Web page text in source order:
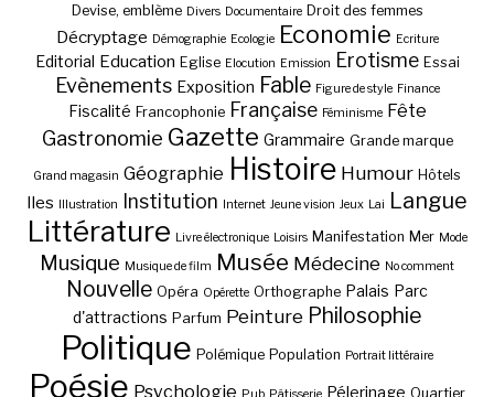
Devise, emblème Divers Documentaire Droit des femmes
Décryptage Démographie Ecologie Economie Ecriture
Editorial Education Eglise Elocution Emission Erotisme Essai
Evènements Exposition Fable Figure de style Finance
Fiscalité Francophonie Française Féminisme Fête
Gastronomie Gazette Grammaire Grande marque
Grand magasin Géographie Histoire Humour Hôtels
Iles Illustration Institution Internet Jeune vision Jeux Lai Langue
Littérature Livre électronique Loisirs Manifestation Mer Mode
Musique Musique de film Musée Médecine No comment
Nouvelle Opéra Opérette Orthographe Palais Parc
d'attractions Parfum Peinture Philosophie
Politique Polémique Population Portrait littéraire
Poésie Psychologie Pélerinage Quartier